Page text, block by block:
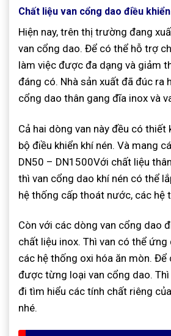
Chất liệu van cổng dao điều
Hiện nay, trên thị trường đang
van cổng dao. Để có thể hỗ trợ
làm việc được đa dạng và giảm
đáng có. Nhà sản xuất đã đúc ra
cổng dao thân gang đĩa inox và
Cả hai dòng van này đều có thiết
bộ điều khiển khí nén. Và mang
DN50 – DN1500Với chất liệu
thì van cổng dao khí nén có thể
hệ thống cấp thoát nước, các hệ
Còn với các dòng van cổng dao
chất liệu inox. Thì van có thể
các hệ thống oxi hóa ăn mòn. Để
được từng loại van cổng dao.
đi tìm hiểu các tính chất riêng
nhé.